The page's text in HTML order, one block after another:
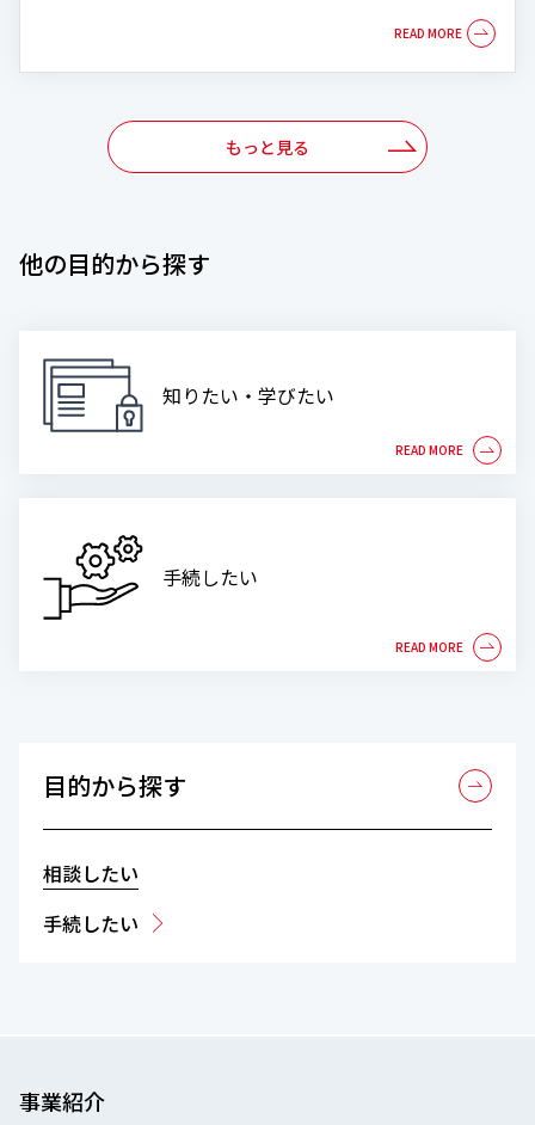
もっと見る
他の目的から探す
知りたい・学びたい
手続したい
目的から探す
相談したい
手続したい
事業紹介